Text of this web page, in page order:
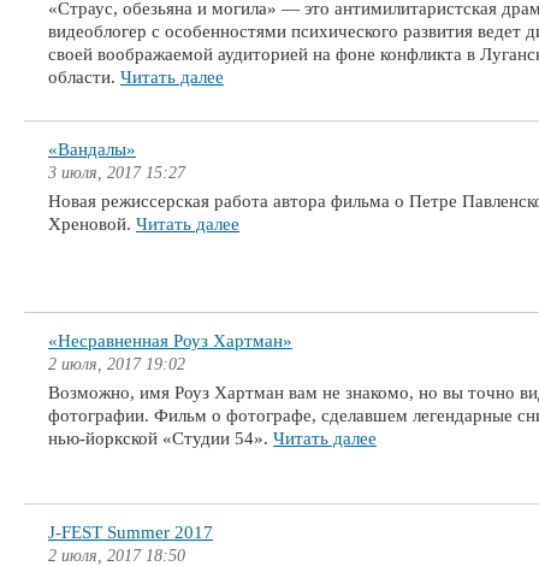
«Страус, обезьяна и могила» — это антимилитаристская
видеоблогер с особенностями психического развития ведет
своей воображаемой аудиторией на фоне конфликта в
области. Читать далее
«Вандалы»
3 июля, 2017 15:27
Новая режиссерская работа автора фильма о Петре
Хреновой. Читать далее
«Несравненная Роуз Хартман»
2 июля, 2017 19:02
Возможно, имя Роуз Хартман вам не знакомо, но вы точно
фотографии. Фильм о фотографе, сделавшем легендарные
нью-йоркской «Студии 54». Читать далее
J-FEST Summer 2017
2 июля, 2017 18:50